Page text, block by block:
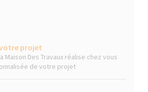
projet
Maison Des Travaux réalise chez vous
de votre projet